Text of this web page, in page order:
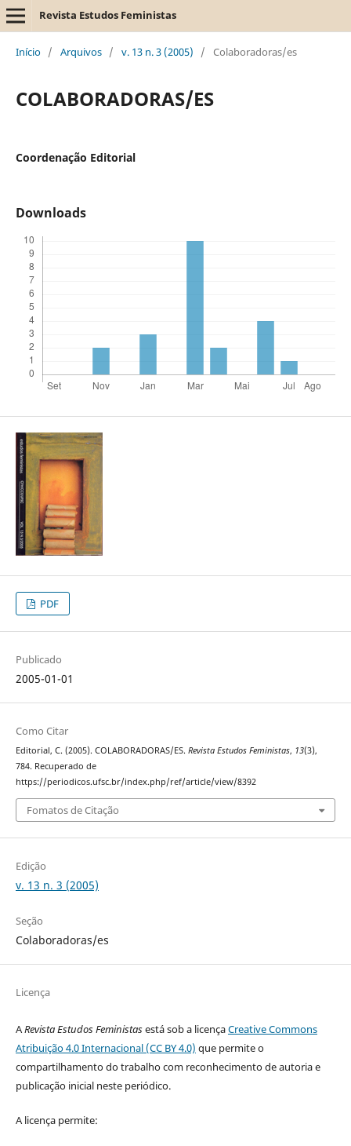
Revista Estudos Feministas
Início / Arquivos / v. 13 n. 3 (2005) / Colaboradoras/es
COLABORADORAS/ES
Coordenação Editorial
Downloads
PDF
Publicado
2005-01-01
Como Citar
Editorial, C. (2005). COLABORADORAS/ES. Revista Estudos Feministas, 13(3),
784. Recuperado de
https://periodicos.ufsc.br/index.php/ref/article/view/8392
Fomatos de Citação
Edição
v. 13 n. 3 (2005)
Seção
Colaboradoras/es
Licença
ARevista Estudos Feministasestá sob a licençaCreative Commons
Atribuição 4.0 Internacional (CC BY 4.0) que permite o
compartilhamento do trabalho com reconhecimento de autoria e
publicação inicial neste periódico.
A licença permite: